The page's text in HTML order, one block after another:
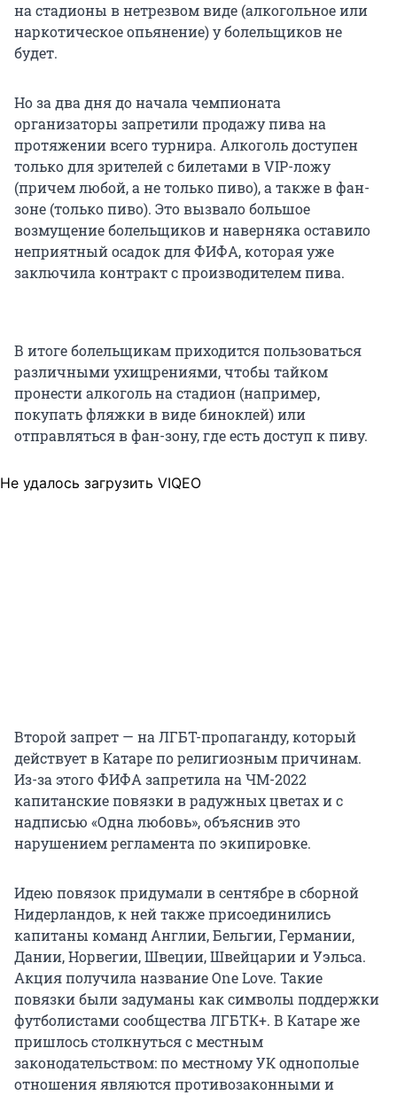
на стадионы в нетрезвом виде (алкогольное или
наркотическое опьянение) у болельщиков не
будет.
Но за два дня до начала чемпионата
организаторы запретили продажу пива на
протяжении всего турнира. Алкоголь доступен
только для зрителей с билетами в VIP-ложу
(причем любой, а не только пиво), а также в фан-
зоне (только пиво). Это вызвало большое
возмущение болельщиков и наверняка оставило
неприятный осадок для ФИФА, которая уже
заключила контракт с производителем пива.
В итоге болельщикам приходится пользоваться
различными ухищрениями, чтобы тайком
пронести алкоголь на стадион (например,
покупать фляжки в виде биноклей) или
отправляться в фан-зону, где есть доступ к пиву.
Не удалось загрузить VIQEO
Второй запрет — на ЛГБТ-пропаганду, который
действует в Катаре по религиозным причинам.
Из-за этого ФИФА запретила на ЧМ-2022
капитанские повязки в радужных цветах и с
надписью «Одна любовь», объяснив это
нарушением регламента по экипировке.
Идею повязок придумали в сентябре в сборной
Нидерландов, к ней также присоединились
капитаны команд Англии, Бельгии, Германии,
Дании, Норвегии, Швеции, Швейцарии и Уэльса.
Акция получила название One Love. Такие
повязки были задуманы как символы поддержки
футболистами сообщества ЛГБТК+. В Катаре же
пришлось столкнуться с местным
законодательством: по местному УК однополые
отношения являются противозаконными и